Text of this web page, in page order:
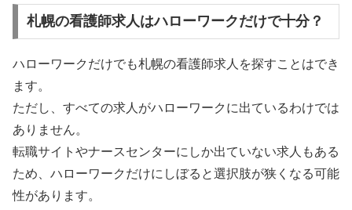
札幌の看護師求人はハローワークだけで十分？
ハローワークだけでも札幌の看護師求人を探すことはでき
ます。
ただし、すべての求人がハローワークに出ているわけでは
ありません。
転職サイトやナースセンターにしか出ていない求人もある
ため、ハローワークだけにしぼると選択肢が狭くなる可能
性があります。